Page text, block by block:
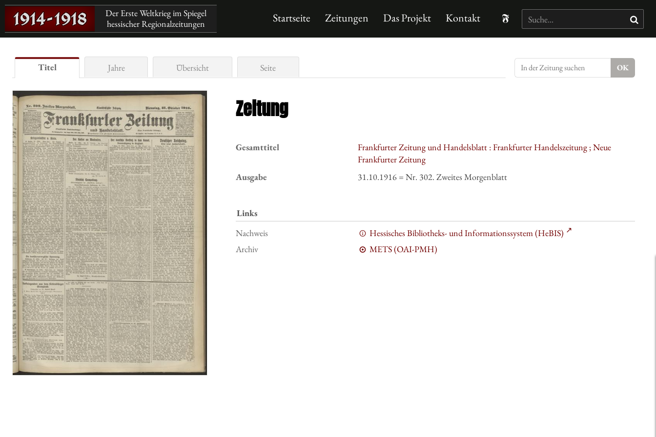
Der Erste Weltkrieg im Spiegel
hessischer Regionalzeitungen
Startseite Zeitungen Das Projekt Kontakt
Titel Jahre Übersicht Seite
Zeitung
Gesamttitel
Frankfurter Zeitung und Handelsblatt : Frankfurter Handelszeitung ; Neue
Frankfurter Zeitung
Ausgabe
31.10.1916 = Nr. 302. Zweites Morgenblatt
Links
Nachweis
Hessisches Bibliotheks- und Informationssystem (HeBIS)
Archiv
METS (OAI-PMH)